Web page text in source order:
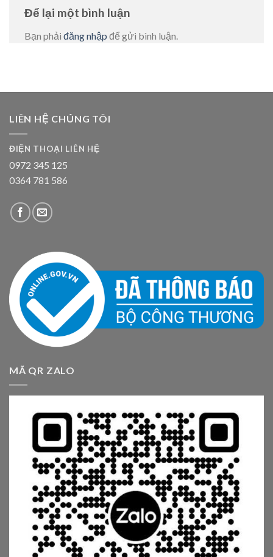
Để lại một bình luận
Bạn phải đăng nhập để gửi bình luận.
LIÊN HỆ CHÚNG TÔI
ĐIỆN THOẠI LIÊN HỆ
0972 345 125
0364 781 586
MÃ QR ZALO